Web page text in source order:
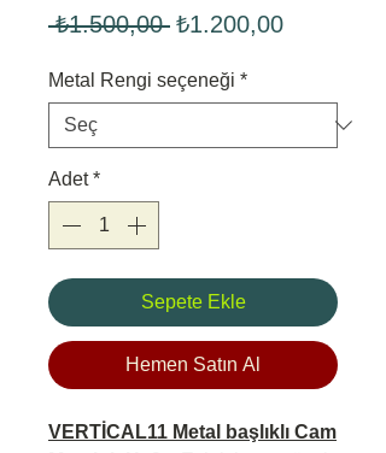
₺1.500,00 Normal
₺1.200,00İndirimli
Metal Rengi seçeneği *
Adet *
Sepete Ekle
Hemen Satın Al
VERTİCAL11 Metal başlıklı Cam